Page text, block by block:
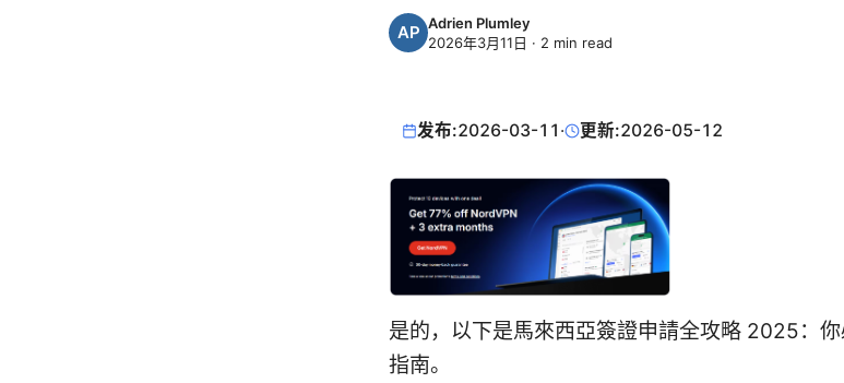
Adrien Plumley
2026年3月11日 · 2 min read
发布:2026-03-11 · 更新:2026-05-12
是的，以下是馬來西亞簽證申請全攻略 2025：
指南。